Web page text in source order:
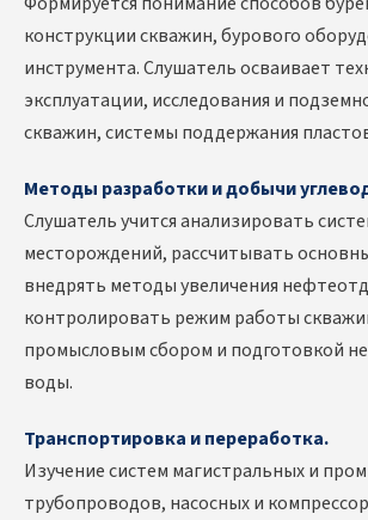
конструкции скважин, бурового
инструмента. Слушатель осваивает
эксплуатации, исследования и
скважин, системы поддержания
Методы разработки и добычи
Слушатель учится анализировать
месторождений, рассчитывать
внедрять методы увеличения
контролировать режим работы
промысловым сбором и подготовкой
воды.
Транспортировка и переработка.
Изучение систем магистральных и
трубопроводов, насосных и